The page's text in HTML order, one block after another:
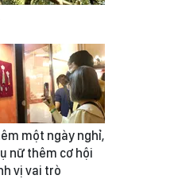
một ngày nghỉ,
nữ thêm cơ hội
vị vai trò